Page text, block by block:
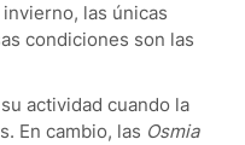
las únicas
condiciones son las
actividad cuando la
En cambio, las Osmia